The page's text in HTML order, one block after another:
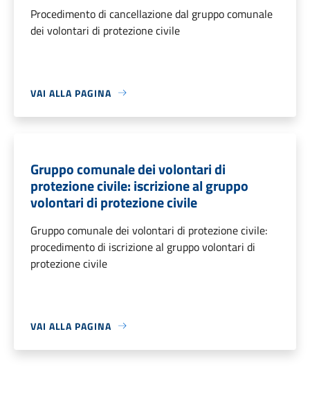
Procedimento di cancellazione dal gruppo comunale
dei volontari di protezione civile
VAI ALLA PAGINA
Gruppo comunale dei volontari di
protezione civile: iscrizione al gruppo
volontari di protezione civile
Gruppo comunale dei volontari di protezione civile:
procedimento di iscrizione al gruppo volontari di
protezione civile
VAI ALLA PAGINA